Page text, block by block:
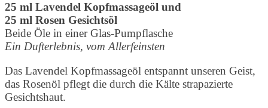
25 ml Lavendel Kopfmassageöl und
25 ml Rosen Gesichtsöl
Beide Öle in einer Glas-Pumpflasche
Ein Dufterlebnis, vom Allerfeinsten
Das Lavendel Kopfmassageöl entspannt unseren Geist,
das Rosenöl pflegt die durch die Kälte strapazierte
Gesichtshaut.